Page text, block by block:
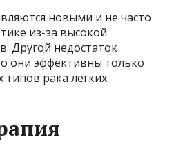
новыми и не часто
из-за высокой
Другой недостаток
они эффективны только
рака легких.